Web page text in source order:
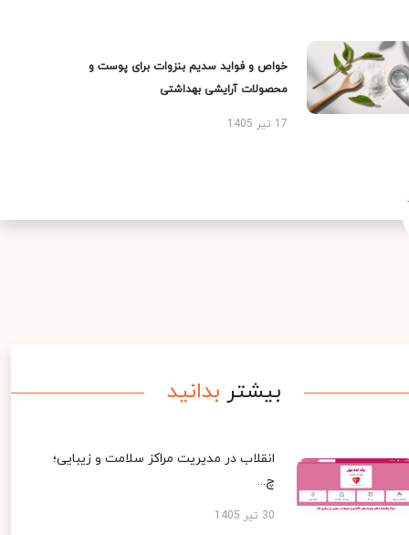
خواص و فواید سدیم بنزوات برای پوست و
محصولات آرایشی بهداشتی
17 تیر 1405
بیشتر بدانید
انقلاب در مدیریت مراکز سلامت و زیبایی؛
چ...
30 تیر 1405